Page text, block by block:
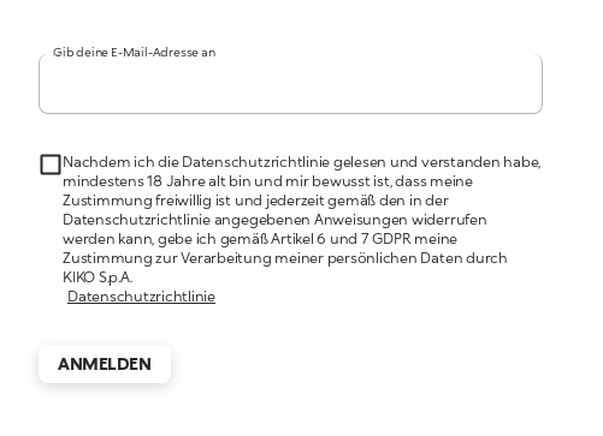
Gib deine E-Mail-Adresse an
Nachdem ich die Datenschutzrichtlinie gelesen und verstanden habe,
mindestens 18 Jahre alt bin und mir bewusst ist, dass meine
Zustimmung freiwillig ist und jederzeit gemäß den in der
Datenschutzrichtlinie angegebenen Anweisungen widerrufen
werden kann, gebe ich gemäß Artikel 6 und 7 GDPR meine
Zustimmung zur Verarbeitung meiner persönlichen Daten durch
KIKO S.p.A.
Datenschutzrichtlinie
ANMELDEN